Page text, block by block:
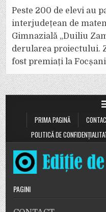
Peste 200 de elevi au
interjudețean de
Gimnazială „Duiliu
derularea proiectului.
fost premiați la Focșani
PRIMA PAGINĂ
POLITICĂ DE
PAGINI